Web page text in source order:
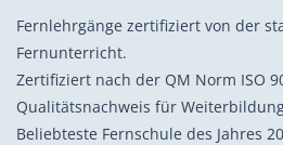
Fernlehrgänge zertifiziert von der
Fernunterricht.
Zertifiziert nach der QM Norm ISO
Qualitätsnachweis für
Beliebteste Fernschule des Jahres